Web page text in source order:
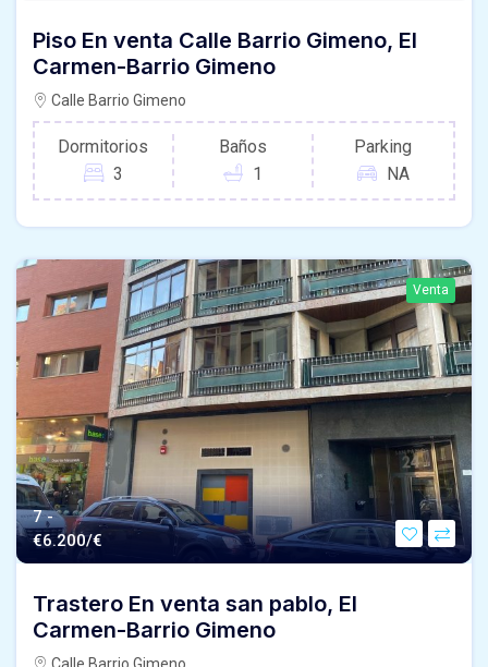
Piso En venta Calle Barrio Gimeno, El
Carmen-Barrio Gimeno
Calle Barrio Gimeno
Dormitorios
3
Baños
1
Parking
NA
Venta
7 -
€6.200/€
Trastero En venta san pablo, El
Carmen-Barrio Gimeno
Calle Barrio Gimeno